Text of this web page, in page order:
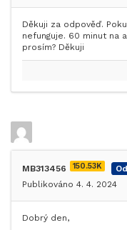
Děkuji za odpověď.
nefunguje. 60 minut na
prosím? Děkuji
MB313456 150.53K
Publikováno 4. 4. 2024
Dobrý den,